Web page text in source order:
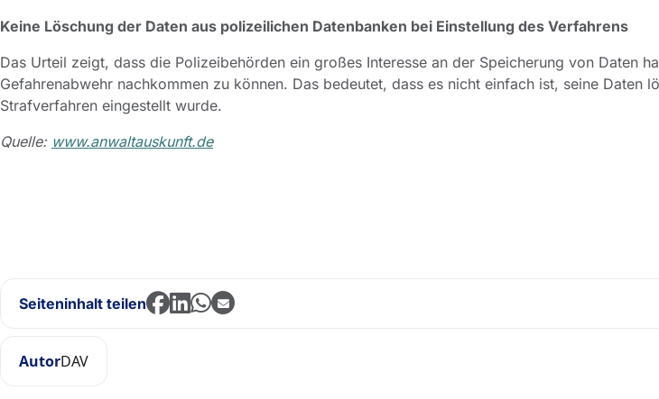
Keine Löschung der Daten aus polizeilichen Datenbanken bei Einstellung des Verfahrens
Das Urteil zeigt, dass die Polizeibehörden ein großes Interesse an der Speicherung von Daten
Gefahrenabwehr nachkommen zu können. Das bedeutet, dass es nicht einfach ist, seine Daten
Strafverfahren eingestellt wurde.
Quelle: www.anwaltauskunft.de
Seiteninhalt teilen
AutorDAV